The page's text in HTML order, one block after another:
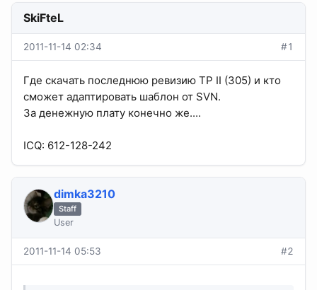
SkiFteL
2011-11-14 02:34 #1
Где скачать последнюю ревизию TP II (305) и кто
сможет адаптировать шаблон от SVN.
За денежную плату конечно же....
ICQ: 612-128-242
dimka3210
Staff
User
2011-11-14 05:53 #2